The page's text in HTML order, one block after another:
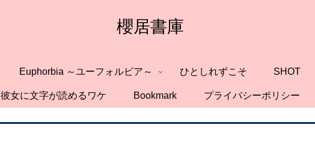
櫻居書庫
Euphorbia ～ユーフォルビア～ ひとしれずこそ SHOT
彼女に文字が読めるワケ Bookmark プライバシーポリシー